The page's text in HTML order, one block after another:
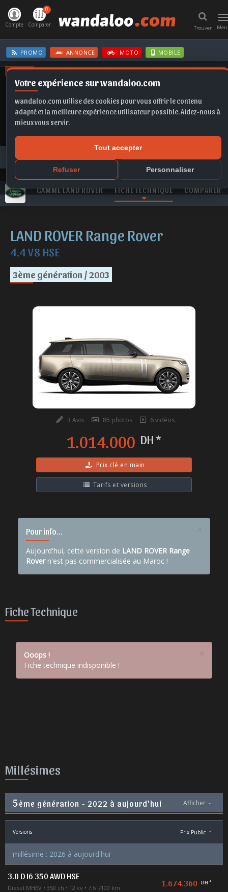
Votre expérience sur wandaloo.com
wandaloo.com utilise des cookies pour vous offrir le contenu
adapté et la meilleure expérience utilisateur possible. Aidez-nous à
mieux vous servir.
Tout accepter
Refuser Personnaliser
Trouver
Compte
0
Comparer
PROMO ANNONCE MOTO MOBILE
OFFRES
FORMENTOR SPORTAGE
LAND ROVER
Range Rover
LAND ROVER Range Rover 4.4 V8 HSE neuve au Maroc
GAMME LAND ROVER FICHE TECHNIQUE COMPARER
LAND ROVER Range Rover
4.4 V8 HSE
3ème génération / 2003
3 Avis 85 photos 6 vidéos
1.014.000 DH *
Prix clé en main
Tarifs et versions
×
Pour info...
Aujourd'hui, cette version de LAND ROVER Range
Rovern'est pas commercialisée au Maroc !
Fiche Technique
×
Ooops !
Fiche technique indisponible !
Millésimes
5ème génération - 2022 à aujourd'hui Afficher -
Versions Prix Public *
millésime : 2026 à aujourd'hui
3.0 D I6 350 AWD HSE
Diesel MHEV 350 ch 12 cv 7,6 l/100 km 1.674.360 DH *